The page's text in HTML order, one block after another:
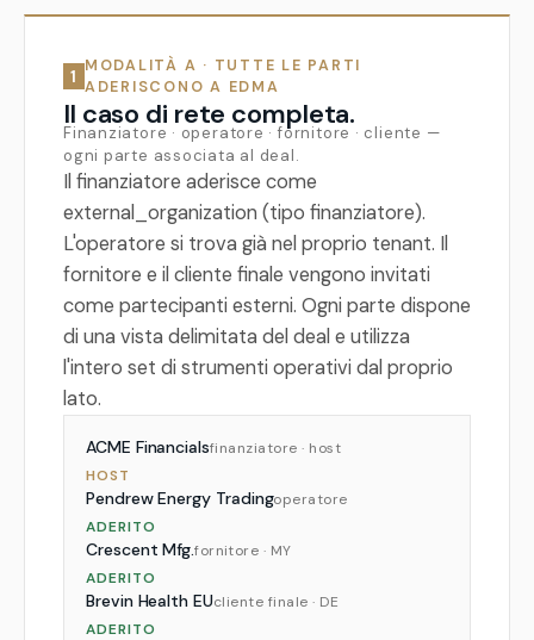
1
MODALITÀ A · TUTTE LE PARTI
ADERISCONO A EDMA
Il caso di rete completa.
Finanziatore · operatore · fornitore · cliente —
ogni parte associata al deal.
Il finanziatore aderisce come
external_organization (tipo finanziatore).
L'operatore si trova già nel proprio tenant. Il
fornitore e il cliente finale vengono invitati
come partecipanti esterni. Ogni parte dispone
di una vista delimitata del deal e utilizza
l'intero set di strumenti operativi dal proprio
lato.
ACME Financialsfinanziatore · host
HOST
Pendrew Energy Tradingoperatore
ADERITO
Crescent Mfg.fornitore · MY
ADERITO
Brevin Health EUcliente finale · DE
ADERITO